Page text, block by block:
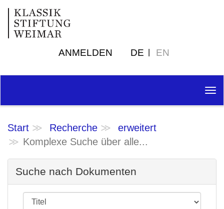
ANMELDEN DE EN
Start Recherche
erweitert
Komplexe Suche über alle...
Suche nach Dokumenten